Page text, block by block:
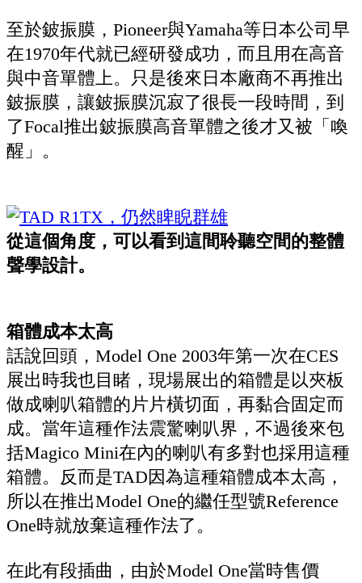
至於鈹振膜，Pioneer與Yamaha等日本公司早
在1970年代就已經研發成功，而且用在高音
與中音單體上。只是後來日本廠商不再推出
鈹振膜，讓鈹振膜沉寂了很長一段時間，到
了Focal推出鈹振膜高音單體之後才又被「喚
醒」。
從這個角度，可以看到這間聆聽空間的整體
聲學設計。
箱體成本太高
話說回頭，Model One 2003年第一次在CES
展出時我也目睹，現場展出的箱體是以夾板
做成喇叭箱體的片片橫切面，再黏合固定而
成。當年這種作法震驚喇叭界，不過後來包
括Magico Mini在內的喇叭有多對也採用這種
箱體。反而是TAD因為這種箱體成本太高，
所以在推出Model One的繼任型號Reference
One時就放棄這種作法了。
在此有段插曲，由於Model One當時售價